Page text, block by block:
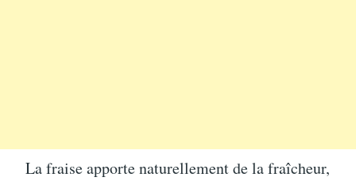
La fraise apporte naturellement de la fraîcheur,